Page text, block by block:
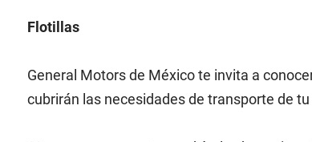
Flotillas
General Motors de México te invita a
cubrirán las necesidades de transporte de